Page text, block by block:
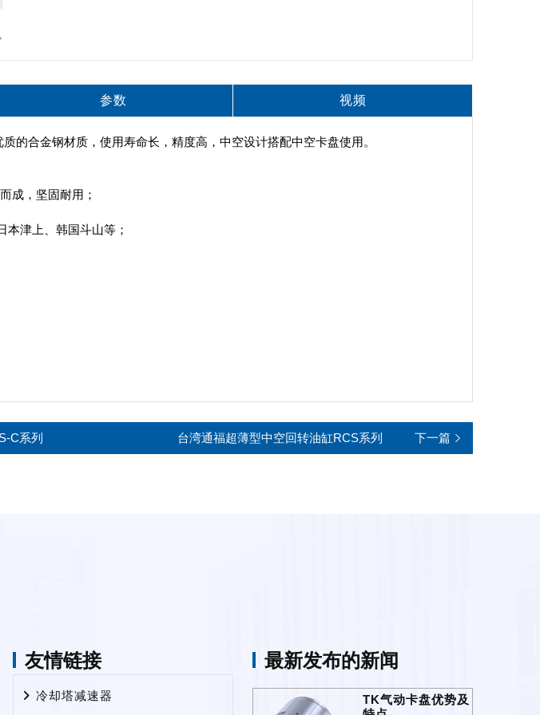
参数 视频
的合金钢材质，使用寿命长，精度高，中空设计搭配中空卡盘使用。
成，坚固耐用；
本津上、韩国斗山等；
C系列 台湾通福超薄型中空回转油缸RCS系列 下一篇
友情链接 最新发布的新闻
TK气动卡盘优势及